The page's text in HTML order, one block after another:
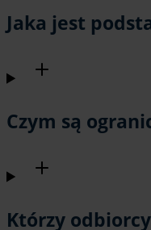
Jaka jest
Czym są
Którzy